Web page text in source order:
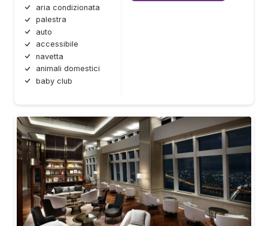
aria condizionata
palestra
auto
accessibile
navetta
animali domestici
baby club